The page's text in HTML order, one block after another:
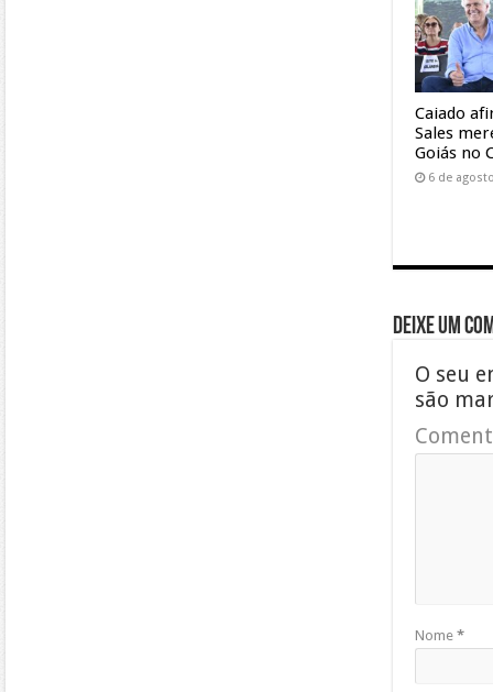
Caiado
Sales
Goiás no
6 de
Deixe um
O seu
são
Nome *